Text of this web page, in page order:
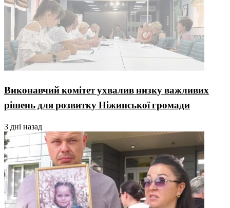
Виконавчий комітет ухвалив низку важливих
рішень для розвитку Ніжинської громади
3 дні назад